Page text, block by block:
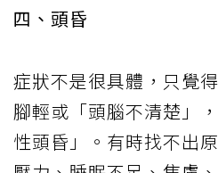
四、頭昏
症狀不是很具體，只覺
腳輕或「頭腦不清楚」
性頭昏」。有時找不出